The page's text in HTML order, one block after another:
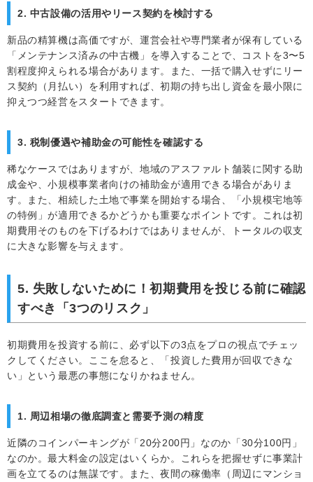
2. 中古設備の活用やリース契約を検討する
新品の精算機は高価ですが、運営会社や専門業者が保有している
「メンテナンス済みの中古機」を導入することで、コストを3〜5
割程度抑えられる場合があります。また、一括で購入せずにリー
ス契約（月払い）を利用すれば、初期の持ち出し資金を最小限に
抑えつつ経営をスタートできます。
3. 税制優遇や補助金の可能性を確認する
稀なケースではありますが、地域のアスファルト舗装に関する助
成金や、小規模事業者向けの補助金が適用できる場合がありま
す。また、相続した土地で事業を開始する場合、「小規模宅地等
の特例」が適用できるかどうかも重要なポイントです。これは初
期費用そのものを下げるわけではありませんが、トータルの収支
に大きな影響を与えます。
5. 失敗しないために！初期費用を投じる前に確認
すべき「3つのリスク」
初期費用を投資する前に、必ず以下の3点をプロの視点でチェッ
クしてください。ここを怠ると、「投資した費用が回収できな
い」という最悪の事態になりかねません。
1. 周辺相場の徹底調査と需要予測の精度
近隣のコインパーキングが「20分200円」なのか「30分100円」
なのか。最大料金の設定はいくらか。これらを把握せずに事業計
画を立てるのは無謀です。また、夜間の稼働率（周辺にマンショ